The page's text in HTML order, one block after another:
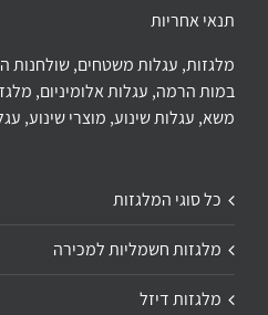
תנאי אחריות
מלגזות, עגלות משטחים, שולחנות
במות הרמה, עגלות אלומיניום,
משא, עגלות שינוע, מוצרי שינוע,
כל סוגי המלגזות
מלגזות חשמליות למכירה
מלגזות דיזל